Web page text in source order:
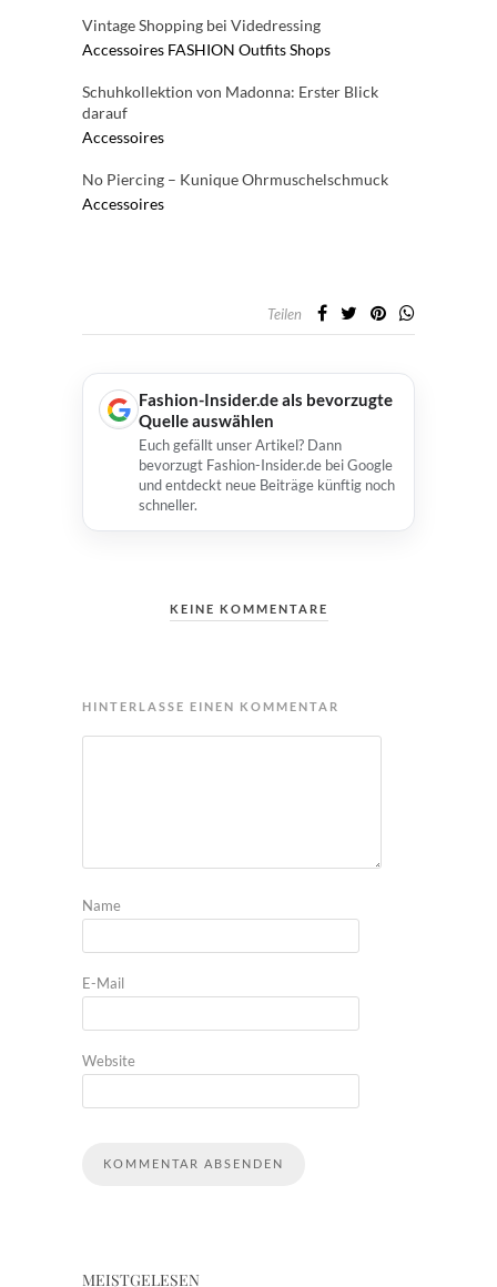
Vintage Shopping bei Videdressing
Accessoires FASHION OutfitsShops
Schuhkollektion von Madonna: Erster Blick
darauf
Accessoires
No Piercing – Kunique Ohrmuschelschmuck
Accessoires
Teilen
Fashion-Insider.de als bevorzugte
Quelle auswählen
Euch gefällt unser Artikel? Dann
bevorzugt Fashion-Insider.de bei Google
und entdeckt neue Beiträge künftig noch
schneller.
KEINE KOMMENTARE
HINTERLASSE EINEN KOMMENTAR
Name
E-Mail
Website
MEISTGELESEN